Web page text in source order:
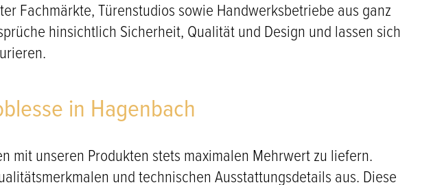
Fachmärkte, Türenstudios sowie Handwerksbetriebe aus ganz
hinsichtlich Sicherheit, Qualität und Design und lassen sich
in Hagenbach
mit unseren Produkten stets maximalen Mehrwert zu liefern.
und technischen Ausstattungsdetails aus. Diese